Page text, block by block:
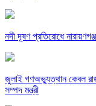
নদী দূষণ প্রতিরোধে
জুলাই গণঅভ্যুত্থান কেবল
সম্পদ মন্ত্রী